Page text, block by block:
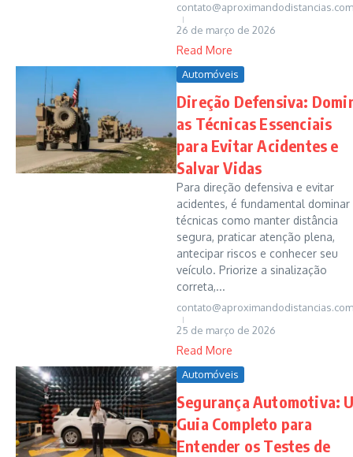
26 de março de 2026
Read More
Automóveis
Direção Defensiva:
as Técnicas Essenciais
para Evitar Acidentes e
Salvar Vidas
Para direção defensiva e evitar
acidentes, é fundamental dominar
técnicas como manter distância
segura, praticar atenção plena,
antecipar riscos e conhecer seu
veículo. Priorize a sinalização
correta,...
25 de março de 2026
Read More
Automóveis
Segurança Automotiva:
Guia Completo para
Entender os Testes de